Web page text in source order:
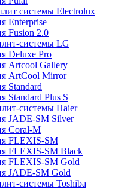
системы Electrolux
Enterprise
Fusion 2.0
системы LG
Deluxe Pro
Artcool Gallery
ArtCool Mirror
Standard
Standard Plus S
системы Haier
JADE-SM Silver
Coral-M
FLEXIS-SM
FLEXIS-SM Black
FLEXIS-SM Gold
JADE-SM Gold
системы Toshiba